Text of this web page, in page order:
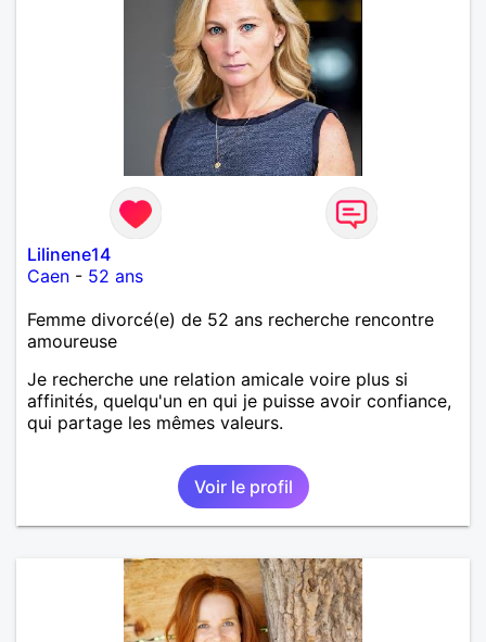
Lilinene14
Caen - 52 ans
Femme divorcé(e) de 52 ans recherche rencontre
amoureuse
Je recherche une relation amicale voire plus si
affinités, quelqu'un en qui je puisse avoir confiance,
qui partage les mêmes valeurs.
Voir le profil